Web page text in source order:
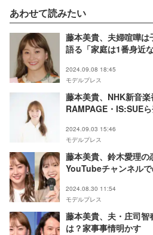
あわせて読みたい
藤本美貴、夫婦喧嘩
語る「家庭は1番身近
2024.09.08 18:45
モデルプレス
藤本美貴、NHK新音
RAMPAGE・IS:SUE
2024.09.03 15:46
モデルプレス
藤本美貴、鈴木愛理の
YouTubeチャンネル
2024.08.30 11:54
モデルプレス
藤本美貴、夫・庄司智
は？家事事情明かす